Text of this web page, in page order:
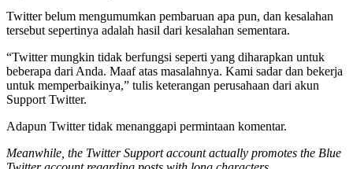
Twitter belum mengumumkan pembaruan apa pun, dan kesalahan
tersebut sepertinya adalah hasil dari kesalahan sementara.
“Twitter mungkin tidak berfungsi seperti yang diharapkan untuk
beberapa dari Anda. Maaf atas masalahnya. Kami sadar dan bekerja
untuk memperbaikinya,” tulis keterangan perusahaan dari akun
Support Twitter.
Adapun Twitter tidak menanggapi permintaan komentar.
Meanwhile, the Twitter Support account actually promotes the Blue